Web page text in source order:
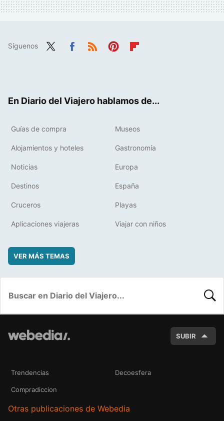
Síguenos
En Diario del Viajero hablamos de...
Guías de compra Museos
Alojamientos y hoteles Gastronomía
Noticias Europa
Destinos España
Cruceros Playas
Aplicaciones viajeras Viajar con niños
VER MÁS TEMAS
SUBIR
Trendencias Decoesfera
Compradiccion
Otras publicaciones de Webedia